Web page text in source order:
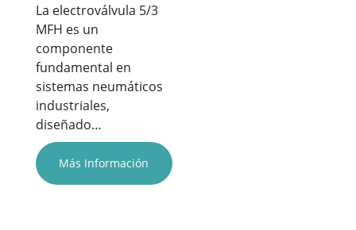
La electroválvula 5/3
MFH es un
componente
fundamental en
sistemas neumáticos
industriales,
diseñado…
Más Información